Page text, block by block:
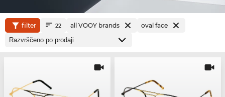
filter 22 all VOOY brands oval face